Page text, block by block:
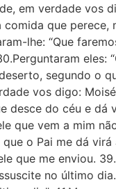
em verdade
que
lhe: “Que
segundo o
vos digo:
do céu e dá
que vem a mim
o Pai me dá
que me enviou.
no último